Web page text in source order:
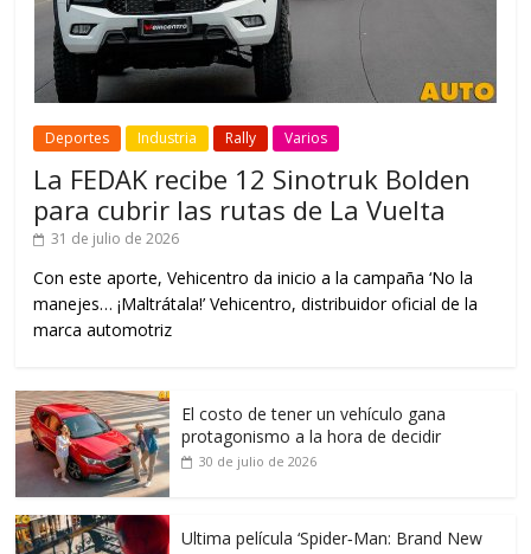
Deportes Industria Rally Varios
La FEDAK recibe 12 Sinotruk Bolden
para cubrir las rutas de La Vuelta
31 de julio de 2026
Con este aporte, Vehicentro da inicio a la campaña ‘No la
manejes… ¡Maltrátala!’ Vehicentro, distribuidor oficial de la
marca automotriz
El costo de tener un vehículo gana
protagonismo a la hora de decidir
30 de julio de 2026
Ultima película ‘Spider‑Man: Brand New